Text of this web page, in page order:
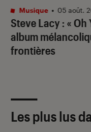
Steve Lacy : « Oh
album
frontières
Musique • 05 août.
Les plus lus